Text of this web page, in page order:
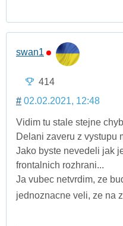
swan1
414
# 02.02.2021, 12:48
Vidim tu stale stejne
Delani zaveru z vystupu
Jako byste nevedeli jak
frontalnich rozhrani...
Ja vubec netvrdim, ze
jednoznacne veli, ze na